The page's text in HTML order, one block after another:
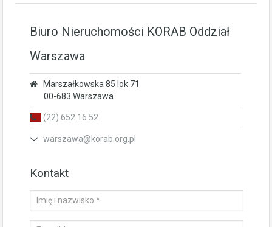
Biuro Nieruchomości KORAB Oddział
Warszawa
Marszałkowska 85 lok 71
00-683 Warszawa
(22) 652 16 52
warszawa@korab.org.pl
Kontakt